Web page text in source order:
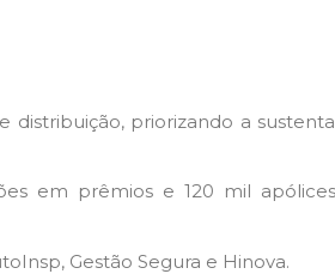
distribuição, priorizando a
em prêmios e 120 mil apólices
Gestão Segura e Hinova.